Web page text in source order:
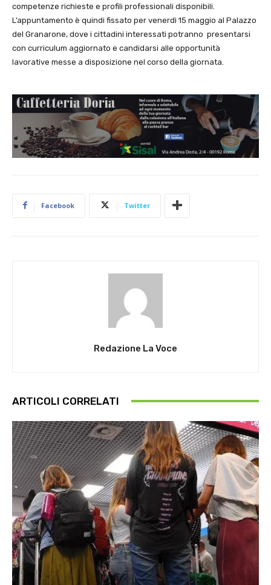
competenze richieste e profili professionali disponibili.
L’appuntamento è quindi fissato per venerdì 15 maggio al Palazzo
del Granarone, dove i cittadini interessati potranno presentarsi
con curriculum aggiornato e candidarsi alle opportunità
lavorative messe a disposizione nel corso della giornata.
Facebook Twitter
Redazione La Voce
ARTICOLI CORRELATI